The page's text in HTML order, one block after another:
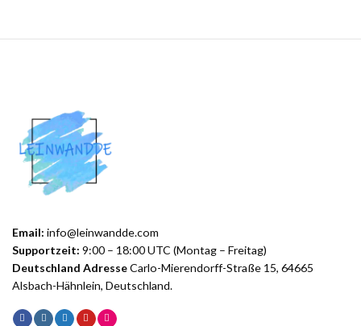
Email: info@leinwandde.com
Supportzeit: 9:00 – 18:00 UTC (Montag – Freitag)
Deutschland AdresseCarlo-Mierendorff-Straße 15, 64665
Alsbach-Hähnlein, Deutschland.